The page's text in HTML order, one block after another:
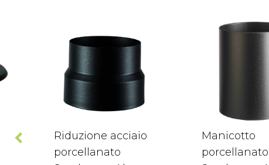
Riduzione acciaio
porcellanato
Manicotto